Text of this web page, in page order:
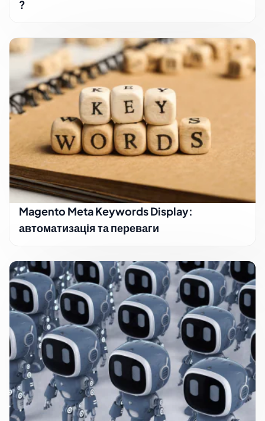
?
Magento Meta Keywords Display:
автоматизація та переваги